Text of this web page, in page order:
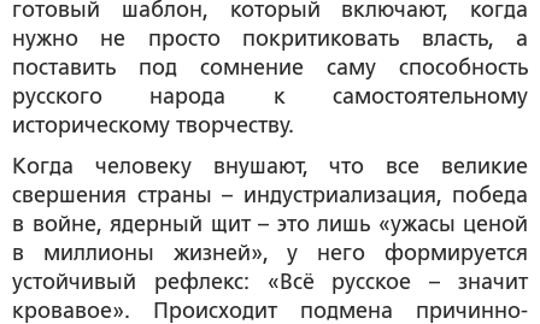
готовый шаблон, который включают, когда
нужно не просто покритиковать власть, а
поставить под сомнение саму способность
русского народа к самостоятельному
историческому творчеству.
Когда человеку внушают, что все великие
свершения страны – индустриализация, победа
в войне, ядерный щит – это лишь «ужасы ценой
в миллионы жизней», у него формируется
устойчивый рефлекс: «Всё русское – значит
кровавое». Происходит подмена причинно-